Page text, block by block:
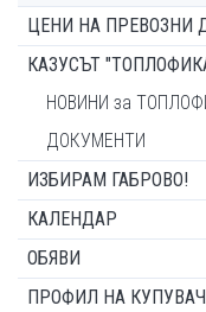
ЦЕНИ НА ПРЕВОЗНИ
КАЗУСЪТ
НОВИНИ за
ДОКУМЕНТИ
ИЗБИРАМ ГАБРОВО!
КАЛЕНДАР
ОБЯВИ
ПРОФИЛ НА